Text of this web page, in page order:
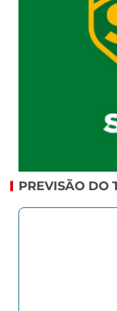
PREVISÃO DO